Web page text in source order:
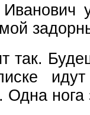
Иванович
так.
Одна нога